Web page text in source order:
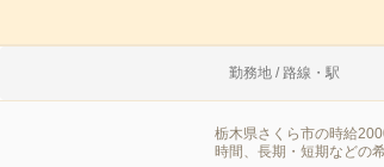
勤務地 / 路線・駅
栃木県さくら市の時給
時間、長期・短期などの